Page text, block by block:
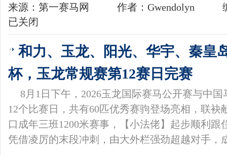
来源：第一赛马网
作者：Gwendolyn
已关闭
和力、玉龙、阳光、华宇、秦皇
杯，玉龙常规赛第12赛日完赛
8月1日下午，2026玉龙国际赛马公开赛与中
12个比赛日，共有60匹优秀赛驹登场亮相，联袂
口成年三班1200米赛事，【小法佬】起步顺利跟
凭借凌厉的末段冲刺，由大外栏强劲超越对手，